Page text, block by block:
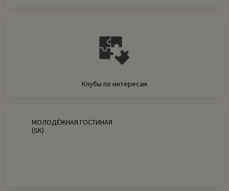
Клубы по интересам
МОЛОДЁЖНАЯ ГОСТИНАЯ
(SK)